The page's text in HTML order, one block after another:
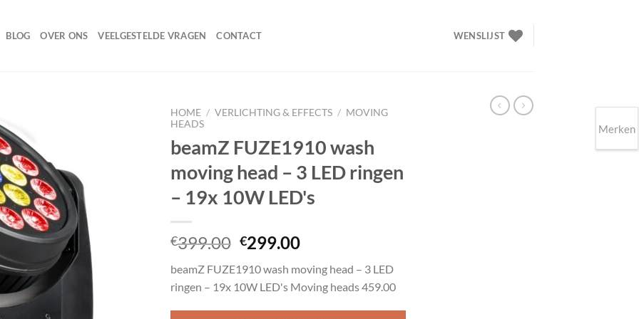
BLOG OVER ONS VEELGESTELDE VRAGEN CONTACT WENSLIJST
HOME / VERLICHTING & EFFECTS / MOVING
HEADS
beamZ FUZE1910 wash
moving head – 3 LED ringen
– 19x 10W LED's
€399.00 Oorspronkelijke
was:
€399.00.
€299.00Huidige
is:
€299.00.
beamZ FUZE1910 wash moving head – 3 LED
ringen – 19x 10W LED's Moving heads 459.00
Merken